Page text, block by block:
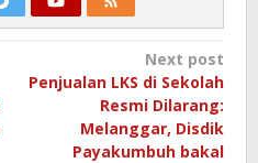
Next post
Penjualan LKS di Sekolah
Resmi Dilarang:
Melanggar, Disdik
Payakumbuh bakal